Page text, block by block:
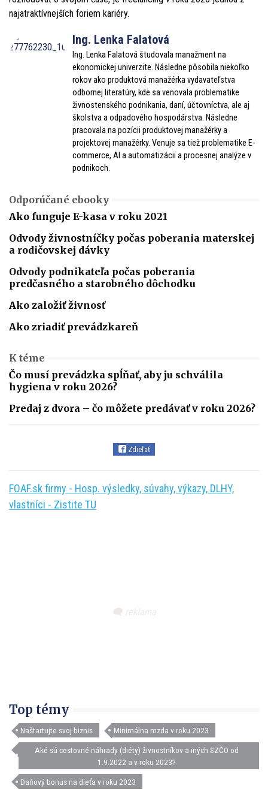
najatraktívnejších foriem kariéry.
Ing. Lenka Falatová
Ing. Lenka Falatová študovala manažment na
ekonomickej univerzite. Následne pôsobila niekoľko
rokov ako produktová manažérka vydavateľstva
odbornej literatúry, kde sa venovala problematike
živnostenského podnikania, daní, účtovníctva, ale aj
školstva a odpadového hospodárstva. Následne
pracovala na pozícii produktovej manažérky a
projektovej manažérky. Venuje sa tiež problematike E-
commerce, AI a automatizácii a procesnej analýze v
podnikoch.
Odporúčané ebooky
Ako funguje E-kasa v roku 2021
Odvody živnostníčky počas poberania materskej
a rodičovskej dávky
Odvody podnikateľa počas poberania
predčasného a starobného dôchodku
Ako založiť živnosť
Ako zriadiť prevádzkareň
K téme
Čo musí prevádzka spĺňať, aby ju schválila
hygiena v roku 2026?
Predaj z dvora – čo môžete predávať v roku 2026?
Zdieľať
FOAF.sk firmy - Hosp. výsledky, súvahy, výkazy, DLHY,
vlastníci - Zistite TU
Top témy
Naštartujte svoj biznis Minimálna mzda v roku 2023
Aké sú cestovné náhrady (diéty) živnostníkov a iných SZČO od
1.9.2022 a v roku 2023?
Daňový bonus na dieťa v roku 2023